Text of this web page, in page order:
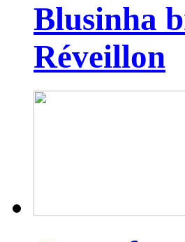
Blusinha
Réveillon